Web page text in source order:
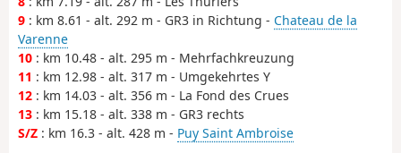
9 : km 8.61 - alt. 292 m - GR3 in Richtung - Chateau de la
Varenne
10 : km 10.48 - alt. 295 m - Mehrfachkreuzung
11 : km 12.98 - alt. 317 m - Umgekehrtes Y
12 : km 14.03 - alt. 356 m - La Fond des Crues
13 : km 15.18 - alt. 338 m - GR3 rechts
S/Z : km 16.3 - alt. 428 m - Puy Saint Ambroise